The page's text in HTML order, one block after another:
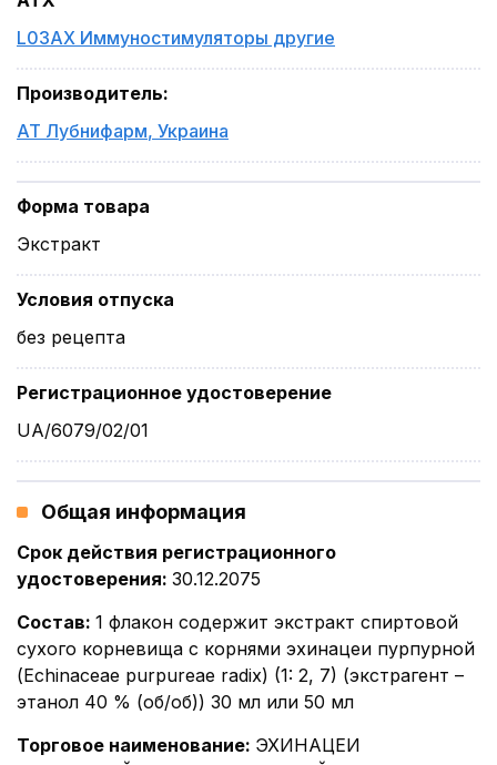
L03AX Иммуностимуляторы другие
Производитель:
АТ Лубнифарм, Украина
Форма товара
Экстракт
Условия отпуска
без рецепта
Регистрационное удостоверение
UA/6079/02/01
Общая информация
Срок действия регистрационного
удостоверения: 30.12.2075
Состав: 1 флакон содержит экстракт спиртовой
сухого корневища с корнями эхинацеи пурпурной
(Echinaceae purpureae radix) (1: 2, 7) (экстрагент –
этанол 40 % (об/об)) 30 мл или 50 мл
Торговое наименование: ЭХИНАЦЕИ